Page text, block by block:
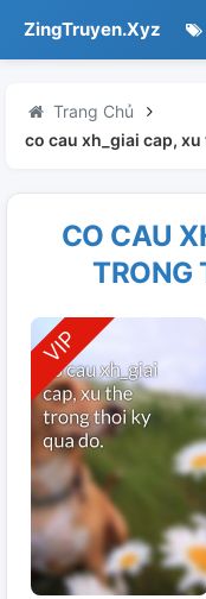
ZingTruyen.Xyz
Trang Chủ
co cau xh_giai cap,
CO CAU
TRONG